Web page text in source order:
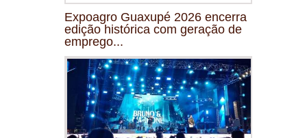
Expoagro Guaxupé 2026 encerra
edição histórica com geração de
emprego...